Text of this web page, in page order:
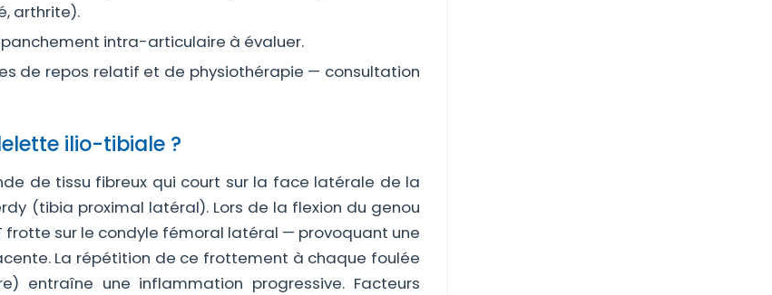
arthrite).
intra-articulaire à évaluer.
de repos relatif et de physiothérapie — consultation
ilio-tibiale ?
de tissu fibreux qui court sur la face latérale de la
(tibia proximal latéral). Lors de la flexion du genou
frotte sur le condyle fémoral latéral — provoquant une
La répétition de ce frottement à chaque foulée
entraîne une inflammation progressive. Facteurs